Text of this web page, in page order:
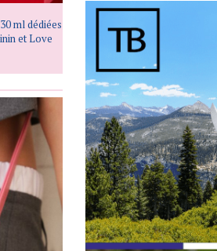
ml dédiées
et Love